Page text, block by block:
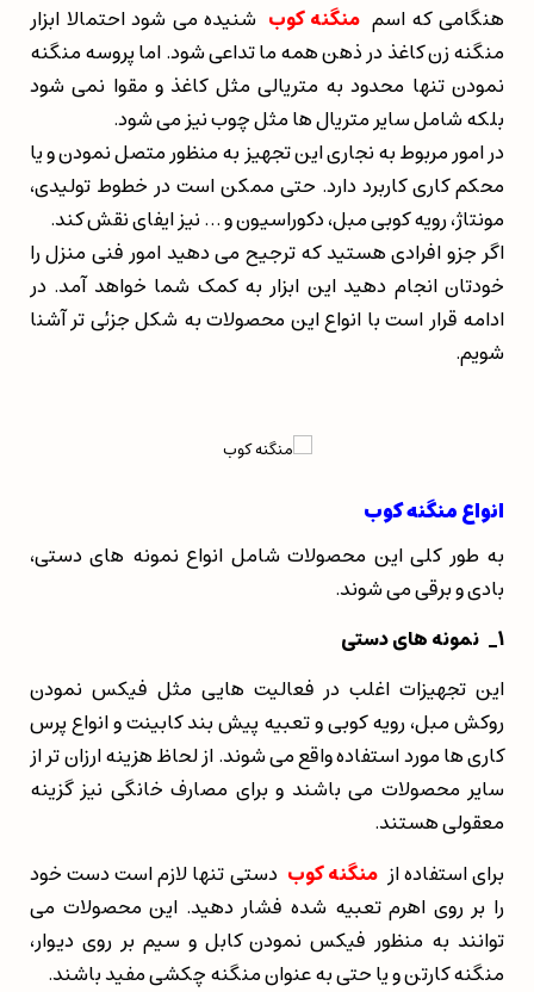
هنگامی که اسم منگنه کوب شنیده می شود احتمالا ابزار
منگنه زن کاغذ در ذهن همه ما تداعی شود. اما پروسه منگنه
نمودن تنها محدود به متریالی مثل کاغذ و مقوا نمی شود
بلکه شامل سایر متریال ها مثل چوب نیز می شود.
در امور مربوط به نجاری این تجهیز به منظور متصل نمودن و یا
محکم کاری کاربرد دارد. حتی ممکن است در خطوط تولیدی،
مونتاژ، رویه کوبی مبل، دکوراسیون و … نیز ایفای نقش کند.
اگر جزو افرادی هستید که ترجیح می دهید امور فنی منزل را
خودتان انجام دهید این ابزار به کمک شما خواهد آمد. در
ادامه قرار است با انواع این محصولات به شکل جزئی تر آشنا
شویم.
انواع منگنه کوب
به طور کلی این محصولات شامل انواع نمونه های دستی،
بادی و برقی می شوند.
1
_ نمونه های دستی
این تجهیزات اغلب در فعالیت هایی مثل فیکس نمودن
روکش مبل، رویه کوبی و تعبیه پیش بند کابینت و انواع پرس
کاری ها مورد استفاده واقع می شوند. از لحاظ هزینه ارزان تر از
سایر محصولات می باشند و برای مصارف خانگی نیز گزینه
معقولی هستند.
برای استفاده ازمنگنه کوب دستی تنها لازم است دست خود
را بر روی اهرم تعبیه شده فشار دهید. این محصولات می
توانند به منظور فیکس نمودن کابل و سیم بر روی دیوار،
منگنه کارتن و یا حتی به عنوان منگنه چکشی مفید باشند.